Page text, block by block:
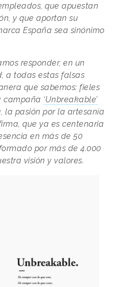
que apuestan
y que aportan su
España sea sinónimo
responder, en un
a todas estas falsas
que sabemos: fieles
campaña ‘Unbreakable’
la pasión por la artesanía
que ya es centenaria
en más de 50
por más de 4.000
visión y valores.